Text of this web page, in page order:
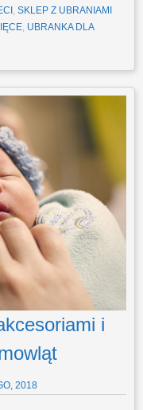
SKLEP Z UBRANIAMI
UBRANKA DLA
i
2018